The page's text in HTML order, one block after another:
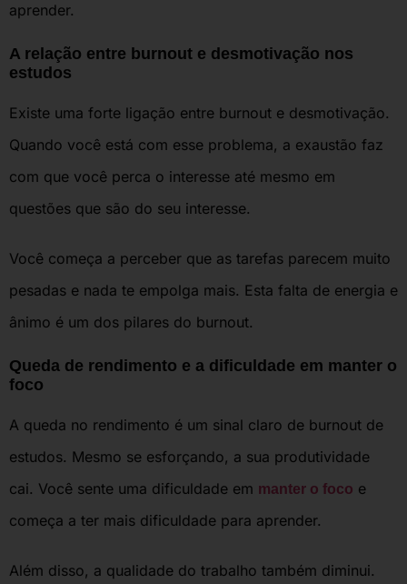
aprender.
A relação entre burnout e desmotivação nos
estudos
Existe uma forte ligação entre burnout e desmotivação.
Quando você está com esse problema, a exaustão faz
com que você perca o interesse até mesmo em
questões que são do seu interesse.
Você começa a perceber que as tarefas parecem muito
pesadas e nada te empolga mais. Esta falta de energia e
ânimo é um dos pilares do burnout.
Queda de rendimento e a dificuldade em manter o
foco
A queda no rendimento é um sinal claro de burnout de
estudos. Mesmo se esforçando, a sua produtividade
cai. Você sente uma dificuldade em manter o foco e
começa a ter mais dificuldade para aprender.
Além disso, a qualidade do trabalho também diminui.